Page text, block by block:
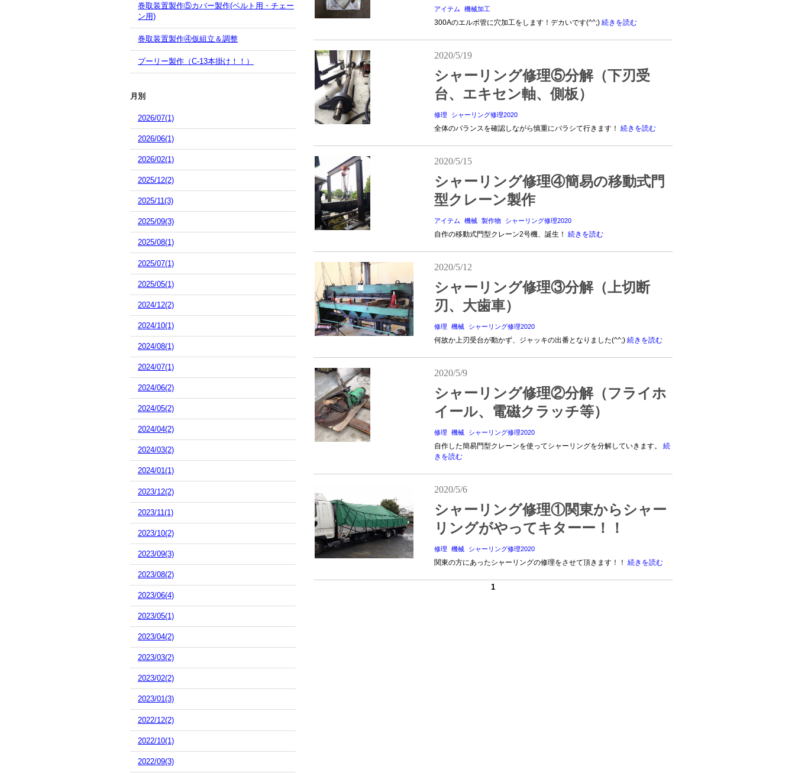
巻取装置製作⑤カバー製作(ベルト用・チェー
ン用)
巻取装置製作④仮組立＆調整
プーリー製作（C-13本掛け！！）
月別
2026/07(1)
2026/06(1)
2026/02(1)
2025/12(2)
2025/11(3)
2025/09(3)
2025/08(1)
2025/07(1)
2025/05(1)
2024/12(2)
2024/10(1)
2024/08(1)
2024/07(1)
2024/06(2)
2024/05(2)
2024/04(2)
2024/03(2)
2024/01(1)
2023/12(2)
2023/11(1)
2023/10(2)
2023/09(3)
2023/08(2)
2023/06(4)
2023/05(1)
2023/04(2)
2023/03(2)
2023/02(2)
2023/01(3)
2022/12(2)
2022/10(1)
2022/09(3)
アイテム 機械加工
300Aのエルボ管に穴加工をします！デカいです(^^;)続きを読む
2020/5/19
シャーリング修理⑤分解（下刃受
台、エキセン軸、側板）
修理 シャーリング修理2020
全体のバランスを確認しながら慎重にバラシて行きます！続きを読む
2020/5/15
シャーリング修理④簡易の移動式門
型クレーン製作
アイテム 機械 製作物 シャーリング修理2020
自作の移動式門型クレーン2号機、誕生！続きを読む
2020/5/12
シャーリング修理③分解（上切断
刃、大歯車）
修理 機械 シャーリング修理2020
何故か上刃受台が動かず、ジャッキの出番となりました(^^;)続きを読む
2020/5/9
シャーリング修理②分解（フライホ
イール、電磁クラッチ等）
修理 機械 シャーリング修理2020
自作した簡易門型クレーンを使ってシャーリングを分解していきます。続
きを読む
2020/5/6
シャーリング修理①関東からシャー
リングがやってキターー！！
修理 機械 シャーリング修理2020
関東の方にあったシャーリングの修理をさせて頂きます！！続きを読む
1